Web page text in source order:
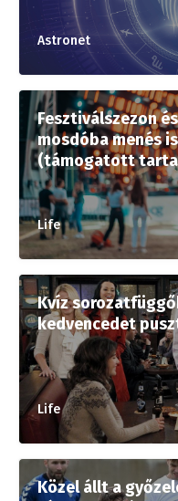
Astronet
Fesztiválszezon
mosdóba menés
(támogatott
Life
Kvíz
kedvencedet
Life
Közel állt a